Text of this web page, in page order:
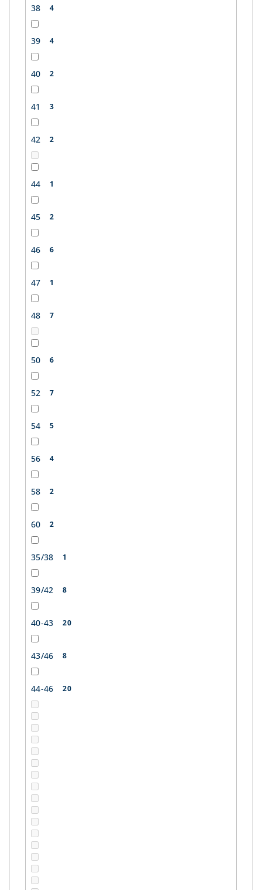
38 4
39 4
40 2
41 3
42 2
44 1
45 2
46 6
47 1
48 7
50 6
52 7
54 5
56 4
58 2
60 2
35/38 1
39/42 8
40-43 20
43/46 8
44-46 20